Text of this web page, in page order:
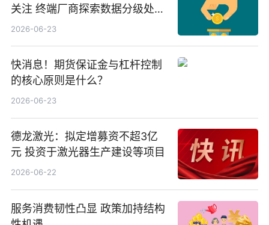
关注 终端厂商探索数据分级处理
等方案
2026-06-23
快消息！期货保证金与杠杆控制
的核心原则是什么？
2026-06-23
德龙激光：拟定增募资不超3亿
元 投资于激光器生产建设等项目
2026-06-22
服务消费韧性凸显 政策加持结构